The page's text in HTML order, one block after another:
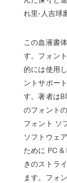
れ里-人吉球
この血液書
す。フォン
的には使用
ントサポー
す。著者は
のフォント
フォント ソ
ソフトウェ
ために PC
きのストラ
ます。フォ